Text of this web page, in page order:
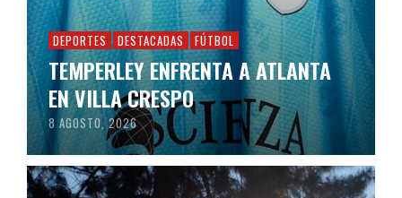
DEPORTES DESTACADAS FÚTBOL
TEMPERLEY ENFRENTA A ATLANTA
EN VILLA CRESPO
8 AGOSTO, 2026